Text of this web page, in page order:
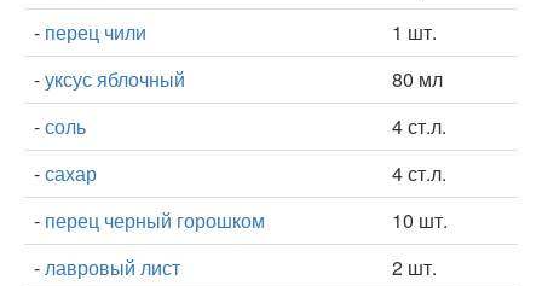
- перец чили
1 шт.
-уксус яблочный
80 мл
-соль
4 ст.л.
-сахар
4 ст.л.
- перец черный горошком
10 шт.
-лавровый лист
2 шт.